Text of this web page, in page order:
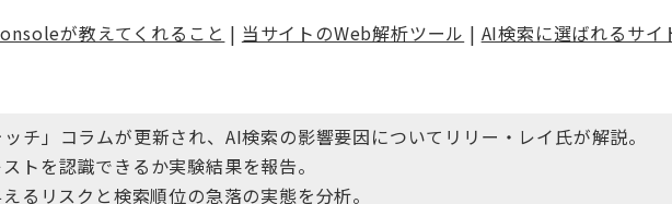
が教えてくれること | 当サイトのWeb解析ツール | AI検索に選ばれるサイ
チ」コラムが更新され、AI検索の影響要因についてリリー・レイ氏が解説。
トを認識できるか実験結果を報告。
るリスクと検索順位の急落の実態を分析。